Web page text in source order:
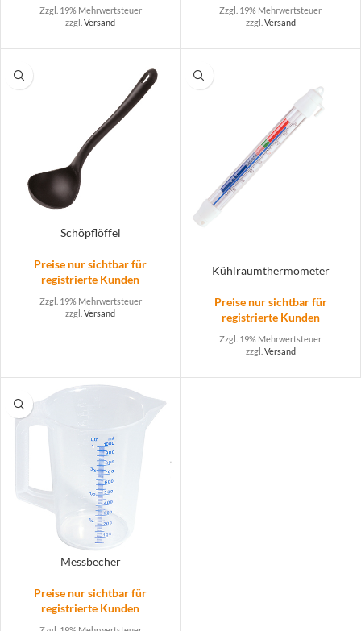
Zzgl. 19% Mehrwertsteuer
zzgl.Versand
Zzgl. 19% Mehrwertsteuer
zzgl. Versand
Schöpflöffel
Preise nur sichtbar für
registrierte Kunden
Zzgl. 19% Mehrwertsteuer
zzgl.Versand
Kühlraumthermometer
Preise nur sichtbar für
registrierte Kunden
Zzgl. 19% Mehrwertsteuer
zzgl. Versand
Messbecher
Preise nur sichtbar für
registrierte Kunden